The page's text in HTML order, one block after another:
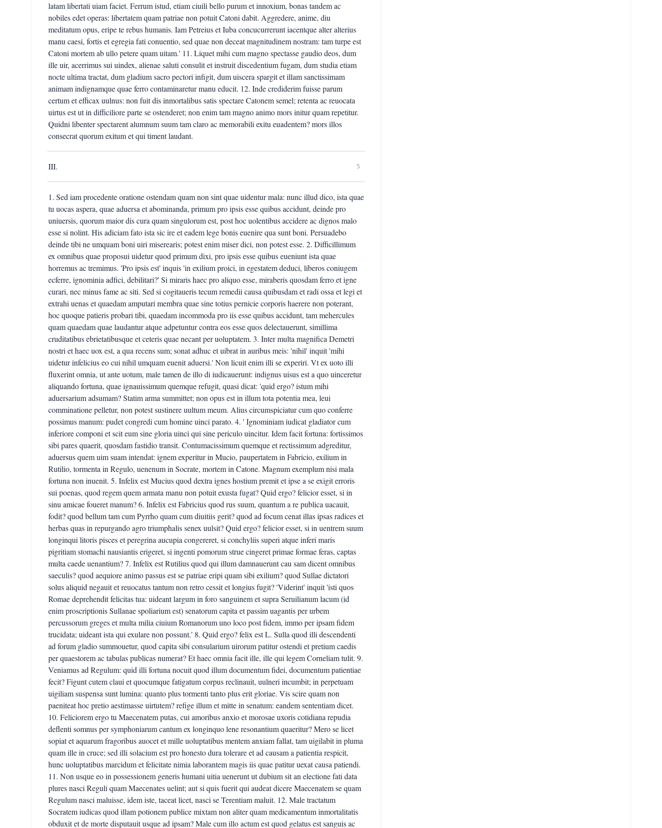
latam libertati uiam faciet. Ferrum istud, etiam ciuili bello purum et innoxium, bonas tandem ac
nobiles edet operas: libertatem quam patriae non potuit Catoni dabit. Aggredere, anime, diu
meditatum opus, eripe te rebus humanis. Iam Petreius et Iuba concucurrerunt iacentque alter alterius
manu caesi, fortis et egregia fati conuentio, sed quae non deceat magnitudinem nostram: tam turpe est
Catoni mortem ab ullo petere quam uitam.' 11. Liquet mihi cum magno spectasse gaudio deos, dum
ille uir, acerrimus sui uindex, alienae saluti consulit et instruit discedentium fugam, dum studia etiam
nocte ultima tractat, dum gladium sacro pectori infigit, dum uiscera spargit et illam sanctissimam
animam indignamque quae ferro contaminaretur manu educit. 12. Inde crediderim fuisse parum
certum et efficax uulnus: non fuit dis inmortalibus satis spectare Catonem semel; retenta ac reuocata
uirtus est ut in difficiliore parte se ostenderet; non enim tam magno animo mors initur quam repetitur.
Quidni libenter spectarent alumnum suum tam claro ac memorabili exitu euadentem? mors illos
consecrat quorum exitum et qui timent laudant.
III. 5
1. Sed iam procedente oratione ostendam quam non sint quae uidentur mala: nunc illud dico, ista quae
tu uocas aspera, quae aduersa et abominanda, primum pro ipsis esse quibus accidunt, deinde pro
uniuersis, quorum maior dis cura quam singulorum est, post hoc uolentibus accidere ac dignos malo
esse si nolint. His adiciam fato ista sic ire et eadem lege bonis euenire qua sunt boni. Persuadebo
deinde tibi ne umquam boni uiri miserearis; potest enim miser dici, non potest esse. 2. Difficillimum
ex omnibus quae proposui uidetur quod primum dixi, pro ipsis esse quibus eueniunt ista quae
horremus ac tremimus. 'Pro ipsis est' inquis 'in exilium proici, in egestatem deduci, liberos coniugem
ecferre, ignominia adfici, debilitari?' Si miraris haec pro aliquo esse, miraberis quosdam ferro et igne
curari, nec minus fame ac siti. Sed si cogitaueris tecum remedii causa quibusdam et radi ossa et legi et
extrahi uenas et quaedam amputari membra quae sine totius pernicie corporis haerere non poterant,
hoc quoque patieris probari tibi, quaedam incommoda pro iis esse quibus accidunt, tam mehercules
quam quaedam quae laudantur atque adpetuntur contra eos esse quos delectauerunt, simillima
cruditatibus ebrietatibusque et ceteris quae necant per uoluptatem. 3. Inter multa magnifica Demetri
nostri et haec uox est, a qua recens sum; sonat adhuc et uibrat in auribus meis: 'nihil' inquit 'mihi
uidetur infelicius eo cui nihil umquam euenit aduersi.' Non licuit enim illi se experiri. Vt ex uoto illi
fluxerint omnia, ut ante uotum, male tamen de illo di iudicauerunt: indignus uisus est a quo uinceretur
aliquando fortuna, quae ignauissimum quemque refugit, quasi dicat: 'quid ergo? istum mihi
aduersarium adsumam? Statim arma summittet; non opus est in illum tota potentia mea, leui
comminatione pelletur, non potest sustinere uultum meum. Alius circumspiciatur cum quo conferre
possimus manum: pudet congredi cum homine uinci parato. 4. ' Ignominiam iudicat gladiator cum
inferiore componi et scit eum sine gloria uinci qui sine periculo uincitur. Idem facit fortuna: fortissimos
sibi pares quaerit, quosdam fastidio transit. Contumacissimum quemque et rectissimum adgreditur,
aduersus quem uim suam intendat: ignem experitur in Mucio, paupertatem in Fabricio, exilium in
Rutilio, tormenta in Regulo, uenenum in Socrate, mortem in Catone. Magnum exemplum nisi mala
fortuna non inuenit. 5. Infelix est Mucius quod dextra ignes hostium premit et ipse a se exigit erroris
sui poenas, quod regem quem armata manu non potuit exusta fugat? Quid ergo? felicior esset, si in
sinu amicae foueret manum? 6. Infelix est Fabricius quod rus suum, quantum a re publica uacauit,
fodit? quod bellum tam cum Pyrrho quam cum diuitiis gerit? quod ad focum cenat illas ipsas radices et
herbas quas in repurgando agro triumphalis senex uulsit? Quid ergo? felicior esset, si in uentrem suum
longinqui litoris pisces et peregrina aucupia congereret, si conchyliis superi atque inferi maris
pigritiam stomachi nausiantis erigeret, si ingenti pomorum strue cingeret primae formae feras, captas
multa caede uenantium? 7. Infelix est Rutilius quod qui illum damnauerunt cau sam dicent omnibus
saeculis? quod aequiore animo passus est se patriae eripi quam sibi exilium? quod Sullae dictatori
solus aliquid negauit et reuocatus tantum non retro cessit et longius fugit? 'Viderint' inquit 'isti quos
Romae deprehendit felicitas tua: uideant largum in foro sanguinem et supra Seruilianum lacum (id
enim proscriptionis Sullanae spoliarium est) senatorum capita et passim uagantis per urbem
percussorum greges et multa milia ciuium Romanorum uno loco post fidem, immo per ipsam fidem
trucidata; uideant ista qui exulare non possunt.' 8. Quid ergo? felix est L. Sulla quod illi descendenti
ad forum gladio summouetur, quod capita sibi consularium uirorum patitur ostendi et pretium caedis
per quaestorem ac tabulas publicas numerat? Et haec omnia facit ille, ille qui legem Corneliam tulit. 9.
Veniamus ad Regulum: quid illi fortuna nocuit quod illum documentum fidei, documentum patientiae
fecit? Figunt cutem claui et quocumque fatigatum corpus reclinauit, uulneri incumbit; in perpetuam
uigiliam suspensa sunt lumina: quanto plus tormenti tanto plus erit gloriae. Vis scire quam non
paeniteat hoc pretio aestimasse uirtutem? refige illum et mitte in senatum: eandem sententiam dicet.
10. Feliciorem ergo tu Maecenatem putas, cui amoribus anxio et morosae uxoris cotidiana repudia
deflenti somnus per symphoniarum cantum ex longinquo lene resonantium quaeritur? Mero se licet
sopiat et aquarum fragoribus auocet et mille uoluptatibus mentem anxiam fallat, tam uigilabit in pluma
quam ille in cruce; sed illi solacium est pro honesto dura tolerare et ad causam a patientia respicit,
hunc uoluptatibus marcidum et felicitate nimia laborantem magis iis quae patitur uexat causa patiendi.
11. Non usque eo in possessionem generis humani uitia uenerunt ut dubium sit an electione fati data
plures nasci Reguli quam Maecenates uelint; aut si quis fuerit qui audeat dicere Maecenatem se quam
Regulum nasci maluisse, idem iste, taceat licet, nasci se Terentiam maluit. 12. Male tractatum
Socratem iudicas quod illam potionem publice mixtam non aliter quam medicamentum inmortalitatis
obduxit et de morte disputauit usque ad ipsam? Male cum illo actum est quod gelatus est sanguis ac